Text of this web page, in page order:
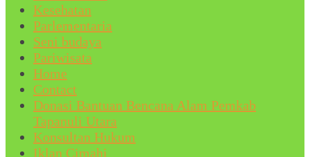
Kesehatan
Parlementaria
Seni budaya
Pariwisata
Home
Contact
Donasi Bantuan Bencana Alam Pemkab
Tapanuli Utara
Konsultan Hukum
Iklan Cimahi